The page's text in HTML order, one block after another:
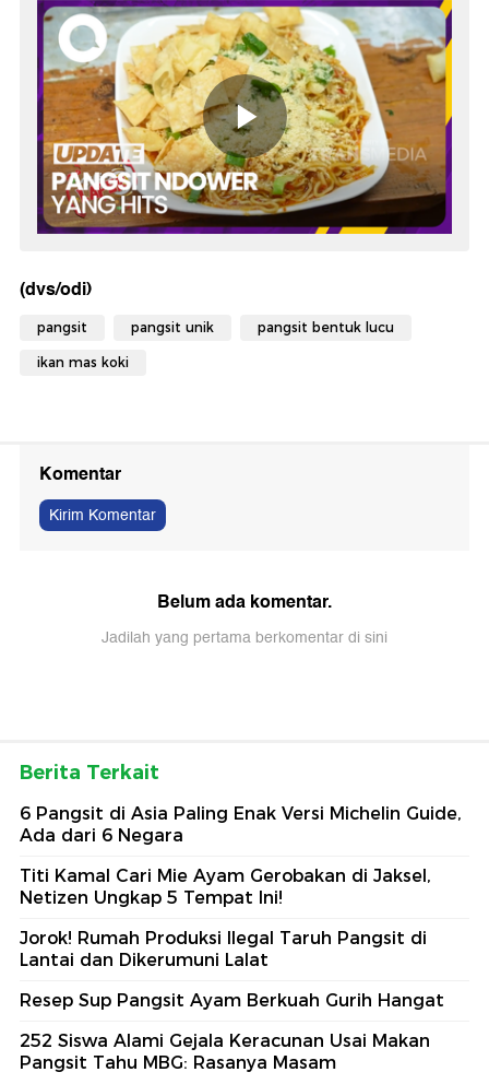
(dvs/odi)
pangsit pangsit unik pangsit bentuk lucu
ikan mas koki
Komentar
Kirim Komentar
Belum ada komentar.
Jadilah yang pertama berkomentar di sini
Berita Terkait
6 Pangsit di Asia Paling Enak Versi Michelin Guide,
Ada dari 6 Negara
Titi Kamal Cari Mie Ayam Gerobakan di Jaksel,
Netizen Ungkap 5 Tempat Ini!
Jorok! Rumah Produksi Ilegal Taruh Pangsit di
Lantai dan Dikerumuni Lalat
Resep Sup Pangsit Ayam Berkuah Gurih Hangat
252 Siswa Alami Gejala Keracunan Usai Makan
Pangsit Tahu MBG: Rasanya Masam